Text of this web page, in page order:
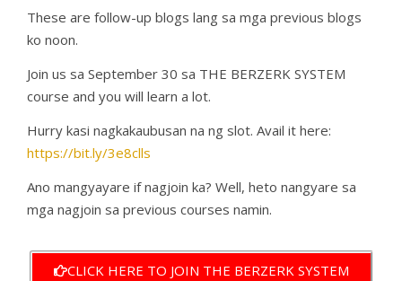
These are follow-up blogs lang sa mga previous blogs
ko noon.
Join us sa September 30 sa THE BERZERK SYSTEM
course and you will learn a lot.
Hurry kasi nagkakaubusan na ng slot. Avail it here:
https://bit.ly/3e8clls
Ano mangyayare if nagjoin ka? Well, heto nangyare sa
mga nagjoin sa previous courses namin.
CLICK HERE TO JOIN THE BERZERK SYSTEM